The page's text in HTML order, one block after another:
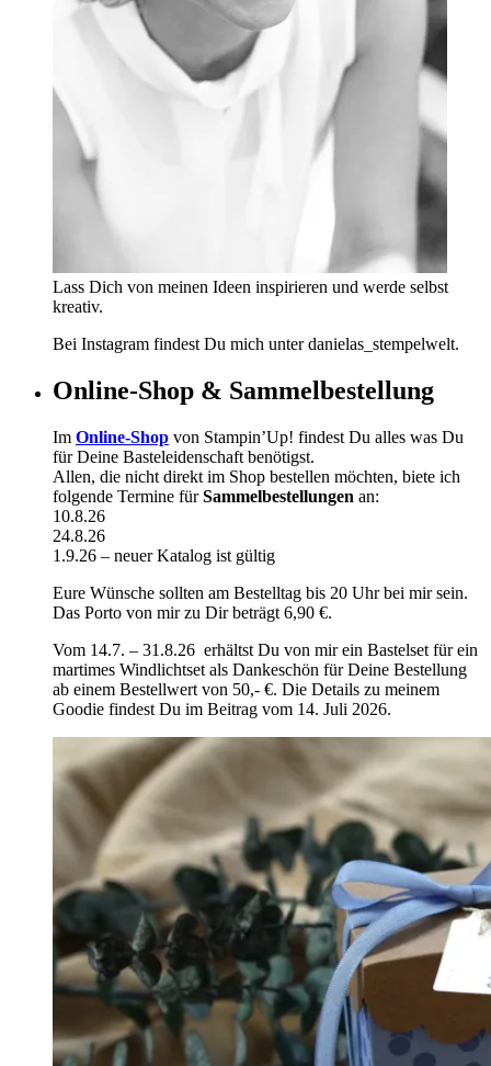
Lass Dich von meinen Ideen inspirieren und werde selbst
kreativ.
Bei Instagram findest Du mich unter danielas_stempelwelt.
Online-Shop & Sammelbestellung
Im Online-Shop von Stampin’Up! findest Du alles was Du
für Deine Basteleidenschaft benötigst.
Allen, die nicht direkt im Shop bestellen möchten, biete ich
folgende Termine fürSammelbestellungen an:
10.8.26
24.8.26
1.9.26 – neuer Katalog ist gültig
Eure Wünsche sollten am Bestelltag bis 20 Uhr bei mir sein.
Das Porto von mir zu Dir beträgt 6,90 €.
Vom 14.7. – 31.8.26 erhältst Du von mir ein Bastelset für ein
martimes Windlichtset als Dankeschön für Deine Bestellung
ab einem Bestellwert von 50,- €. Die Details zu meinem
Goodie findest Du im Beitrag vom 14. Juli 2026.